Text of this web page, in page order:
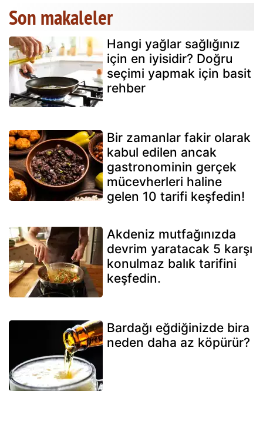
Son makaleler
Hangi yağlar sağlığınız
için en iyisidir? Doğru
seçimi yapmak için basit
rehber
Bir zamanlar fakir olarak
kabul edilen ancak
gastronominin gerçek
mücevherleri haline
gelen 10 tarifi keşfedin!
Akdeniz mutfağınızda
devrim yaratacak 5 karşı
konulmaz balık tarifini
keşfedin.
Bardağı eğdiğinizde bira
neden daha az köpürür?